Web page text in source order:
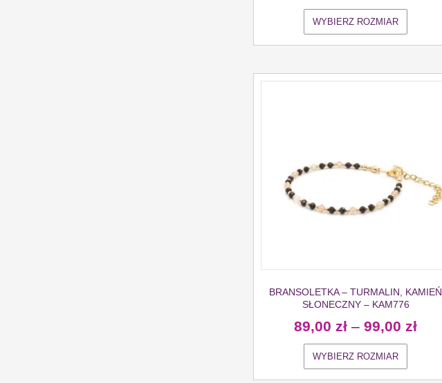
WYBIERZ ROZMIAR
BRANSOLETKA – TURMALIN, KAMIEŃ
SŁONECZNY – KAM776
89,00 zł – 99,00 zł
WYBIERZ ROZMIAR